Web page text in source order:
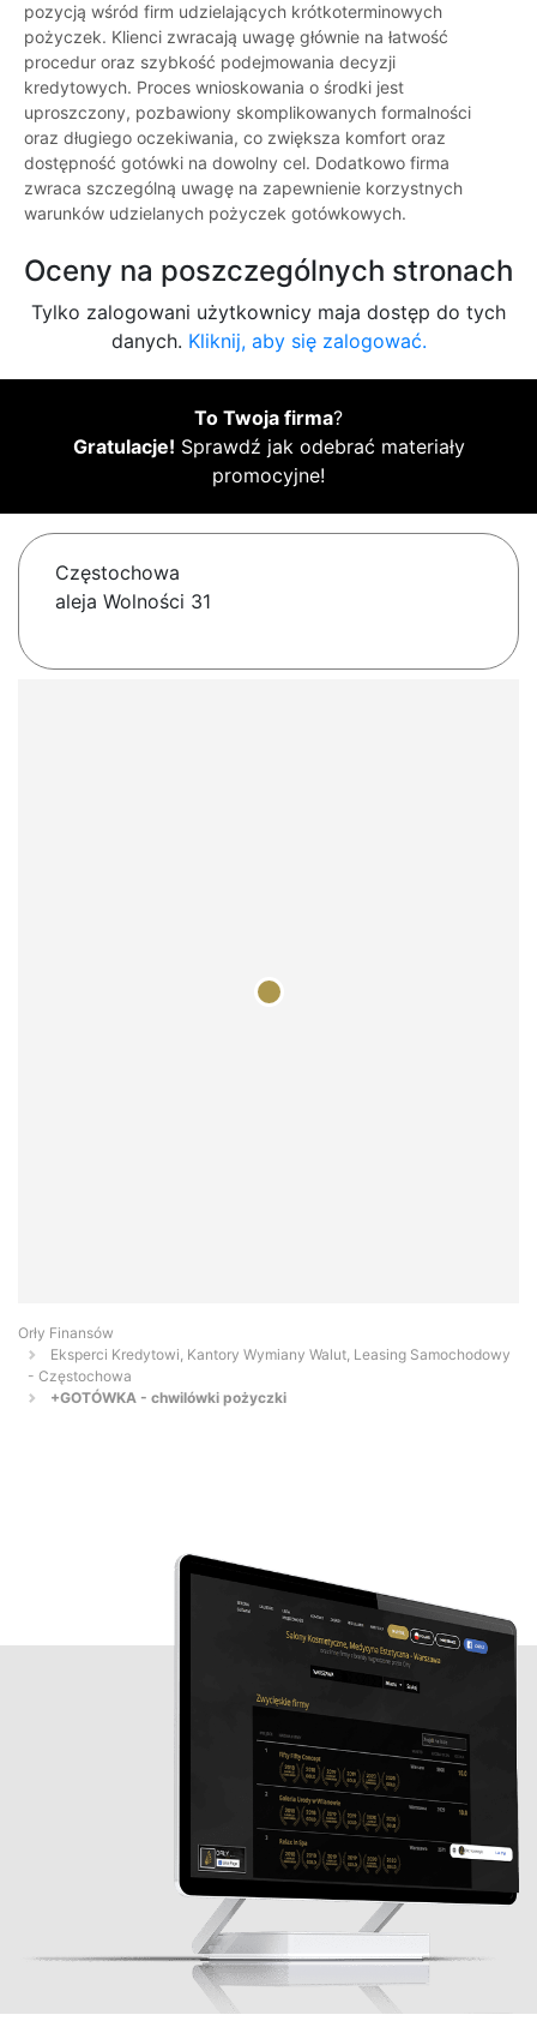
pozycją wśród firm udzielających krótkoterminowych
pożyczek. Klienci zwracają uwagę głównie na łatwość
procedur oraz szybkość podejmowania decyzji
kredytowych. Proces wnioskowania o środki jest
uproszczony, pozbawiony skomplikowanych formalności
oraz długiego oczekiwania, co zwiększa komfort oraz
dostępność gotówki na dowolny cel. Dodatkowo firma
zwraca szczególną uwagę na zapewnienie korzystnych
warunków udzielanych pożyczek gotówkowych.
Oceny na poszczególnych stronach
Tylko zalogowani użytkownicy maja dostęp do tych
danych. Kliknij, aby się zalogować.
To Twoja firma?
Gratulacje! Sprawdź jak odebrać materiały
promocyjne!
Częstochowa
aleja Wolności 31
Orły Finansów
Eksperci Kredytowi, Kantory Wymiany Walut, Leasing Samochodowy
- Częstochowa
+GOTÓWKA - chwilówki pożyczki